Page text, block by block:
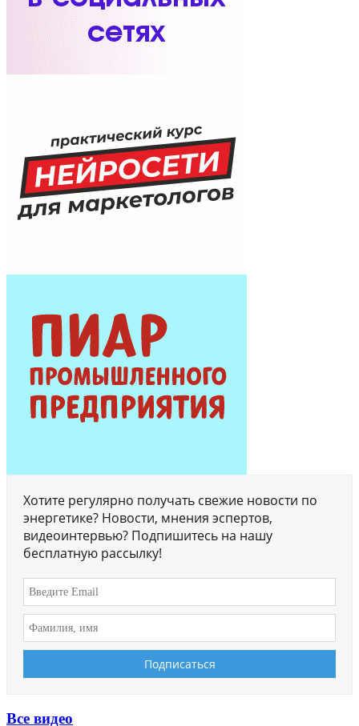
Хотите регулярно получать свежие новости по
энергетике? Новости, мнения эспертов,
видеоинтервью? Подпишитесь на нашу
бесплатную рассылку!
Все видео